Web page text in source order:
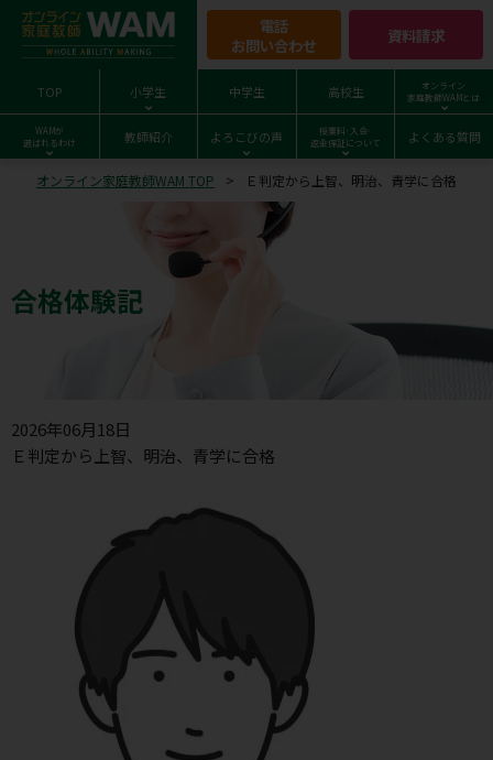
電話
お問い合わせ
資料請求
TOP 小学生 中学生 高校生
オンライン
家庭教師WAMとは
WAMが
選ばれるわけ
教師紹介 よろこびの声
授業料･入会･
返金保証について
よくある質問
オンライン家庭教師WAM TOP Ｅ判定から上智、明治、青学に合格
合格体験記
2026年06月18日
Ｅ判定から上智、明治、青学に合格